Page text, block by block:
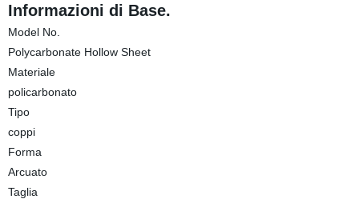
Informazioni di Base.
Model No.
Polycarbonate Hollow Sheet
Materiale
policarbonato
Tipo
coppi
Forma
Arcuato
Taglia